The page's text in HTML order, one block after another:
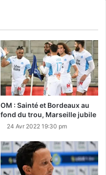
OM : Sainté et Bordeaux au
fond du trou, Marseille jubile
24 Avr 2022 19:30 pm